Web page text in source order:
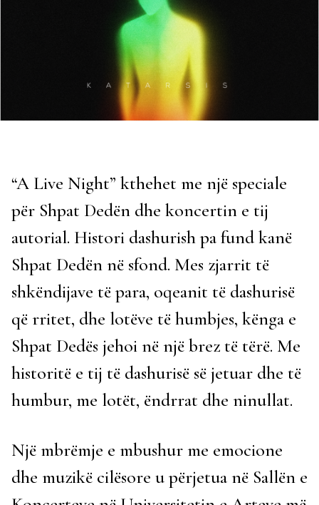
“A Live Night” kthehet me një speciale
për Shpat Dedën dhe koncertin e tij
autorial. Histori dashurish pa fund kanë
Shpat Dedën në sfond. Mes zjarrit të
shkëndijave të para, oqeanit të dashurisë
që rritet, dhe lotëve të humbjes, kënga e
Shpat Dedës jehoi në një brez të tërë. Me
historitë e tij të dashurisë së jetuar dhe të
humbur, me lotët, ëndrrat dhe ninullat.
Një mbrëmje e mbushur me emocione
dhe muzikë cilësore u përjetua në Sallën e